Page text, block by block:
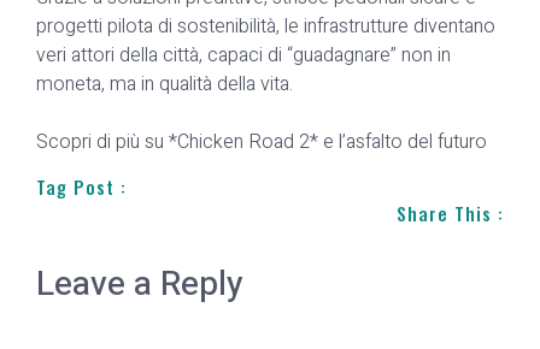
progetti pilota di sostenibilità, le infrastrutture diventano
veri attori della città, capaci di “guadagnare” non in
moneta, ma in qualità della vita.
Scopri di più su *Chicken Road 2* e l’asfalto del futuro
Tag Post :
Share This :
Leave a Reply